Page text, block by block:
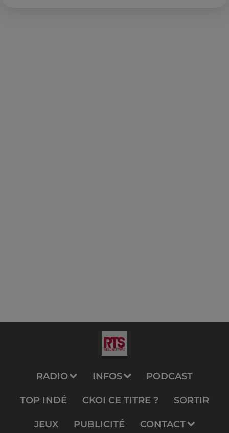
RADIO INFOS PODCAST
TOP INDÉ CKOI CE TITRE ? SORTIR
JEUX PUBLICITÉ CONTACT